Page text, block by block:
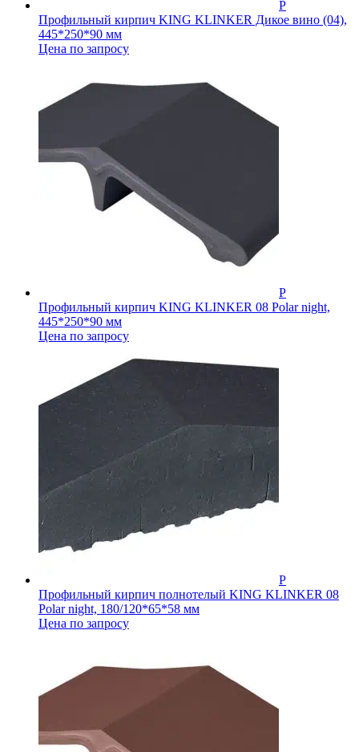
Профильный кирпич KING KLINKER Дикое вино (04),
445*250*90 мм
Цена по запросу
Профильный кирпич KING KLINKER 08 Polar night,
445*250*90 мм
Цена по запросу
Профильный кирпич полнотелый KING KLINKER 08
Polar night, 180/120*65*58 мм
Цена по запросу